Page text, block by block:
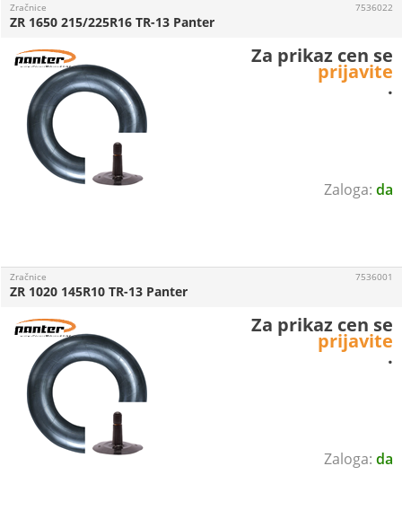
da
Zračnice
ZR 1650 215/225R16 TR-13 Panter
7536022
Za prikaz cen se
prijavite
.
da
Zračnice
ZR 1020 145R10 TR-13 Panter
7536001
Za prikaz cen se
prijavite
.